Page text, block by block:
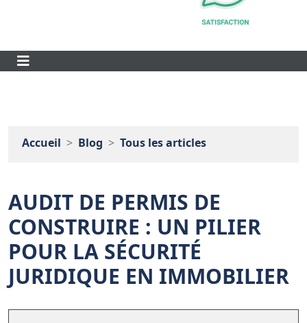
Accueil Blog Tous les articles
AUDIT DE PERMIS DE
CONSTRUIRE : UN PILIER
POUR LA SÉCURITÉ
JURIDIQUE EN IMMOBILIER